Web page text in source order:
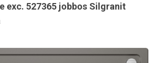
exc. 527365 jobbos Silgranit